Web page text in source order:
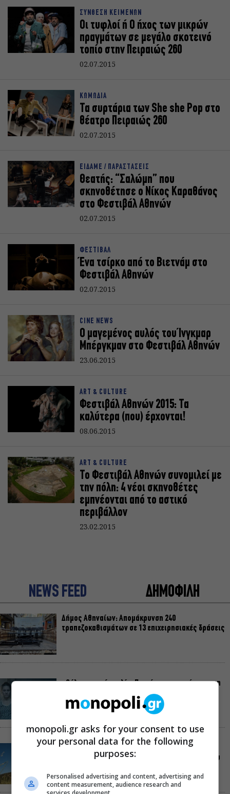
ΣΥΝΘΕΣΗ ΚΕΙΜΕΝΩΝ
Οι τυφλοί ή Ο ήχος των μικρών
πραγμάτων σε μεγάλο σκοτεινό
τοπίο στην Πειραιώς 260
02.07.2015
ΚΩΜΩΔΙΑ
Τα συρτάρια των She she Pop στο
θέατρο Πειραιώς 260
02.07.2015
ΕΙΔΑΜΕ / ΠΑΡΑΣΤΑΣΕΙΣ
Θεατής: “Σαλώμη” που
σκηνοθέτησε ο Νίκος Καραθάνος
στο Φεστιβάλ Αθηνών
02.07.2015
ΦΕΣΤΙΒΑΛ
Ένα τσίρκο από το Βιετνάμ στο
Φεστιβάλ Αθηνών
02.07.2015
CINE NEWS
Ο μαγεμένος αυλός του Ίνγκμαρ
Μπέργκμαν στο Φεστιβάλ Αθηνών
23.06.2015
ART & CULTURE
Φεστιβάλ Αθηνών 2015: Τα
καλύτερα (που) έρχονται!
08.06.2015
ART & CULTURE
Το Φεστιβάλ Αθηνών συνομιλεί με
την πόλη: 4 νέοι σκηνοθέτες
εμπνέονται από το αστικό
περιβάλλον
23.02.2015
NEWS FEED ΔΗΜΟΦΙΛΗ
Δήμος Αθηναίων: Απομάκρυνση 240
τραπεζοκαθισμάτων σε 13 επιχειρησιακές δράσεις
«Θάλασσα από γυαλί»: Παγκόσμια πρεμιέρα για τη
νέα ταινία του Αλέξη Αλεξίου
«Δυο μαύρα πουκάμισα»: Το πρώτο trailer της
νέας, πολυαναμενόμενης δραματικής σειράς του
monopoli.gr asks for your consent to use
your personal data for the following
purposes:
Personalised advertising and content, advertising and
content measurement, audience research and